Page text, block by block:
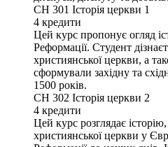
CH 301 Історія церкви 1
4 кредити
Цей курс пропонує огляд
Реформації. Студент
християнської церкви, а
сформували західну та
1500 років.
CH 302 Історія церкви 2
4 кредити
Цей курс розглядає
християнської церкви у